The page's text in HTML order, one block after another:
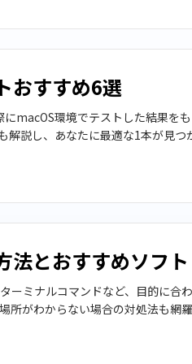
おすすめ6選
macOS環境でテストした結果を
説し、あなたに最適な1本が見つ
法とおすすめソフト
ミナルコマンドなど、目的に合
がわからない場合の対処法も網羅